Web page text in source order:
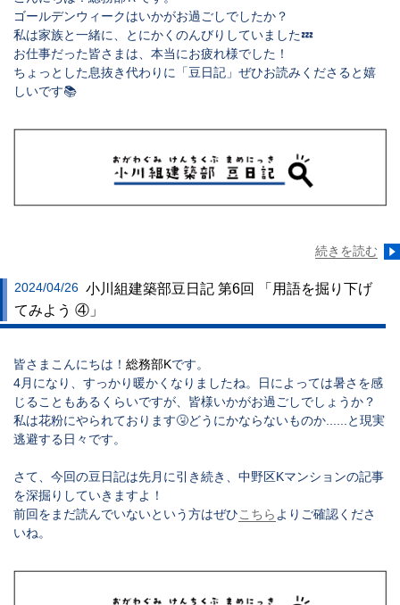
ゴールデンウィークはいかがお過ごしでしたか？
私は家族と一緒に、とにかくのんびりしていました💤
お仕事だった皆さまは、本当にお疲れ様でした！
ちょっとした息抜き代わりに「豆日記」ぜひお読みくださると嬉
しいです📚
続きを読む
2024/04/26 小川組建築部豆日記 第6回 「用語を掘り下げ
てみよう ④」
皆さまこんにちは！ 総務部Kです。
4月になり、すっかり暖かくなりましたね。日によっては暑さを感
じることもあるくらいですが、皆様いかがお過ごしでしょうか？
私は花粉にやられております🤧どうにかならないものか......と現実
逃避する日々です。
さて、今回の豆日記は先月に引き続き、中野区Kマンションの記事
を深掘りしていきますよ！
前回をまだ読んでいないという方はぜひこちら よりご確認くださ
いね。